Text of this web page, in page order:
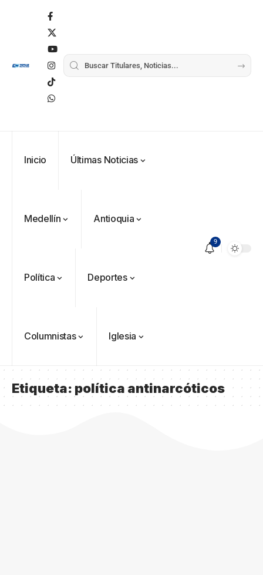
Inicio Últimas Noticias
Medellín Antioquia
Política Deportes
Columnistas Iglesia
9
Etiqueta:política antinarcóticos